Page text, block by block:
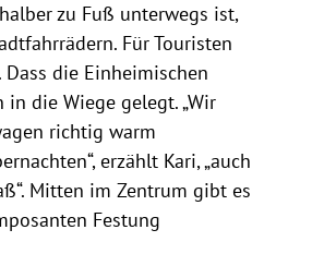
zu Fuß unterwegs ist,
Für Touristen
die Einheimischen
die Wiege gelegt. „Wir
richtig warm
erzählt Kari, „auch
Mitten im Zentrum gibt es
Festung